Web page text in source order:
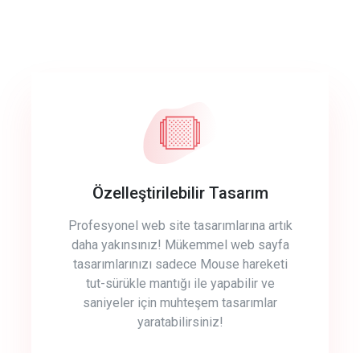
Özelleştirilebilir Tasarım
Profesyonel web site tasarımlarına artık
daha yakınsınız! Mükemmel web sayfa
tasarımlarınızı sadece Mouse hareketi
tut-sürükle mantığı ile yapabilir ve
saniyeler için muhteşem tasarımlar
yaratabilirsiniz!